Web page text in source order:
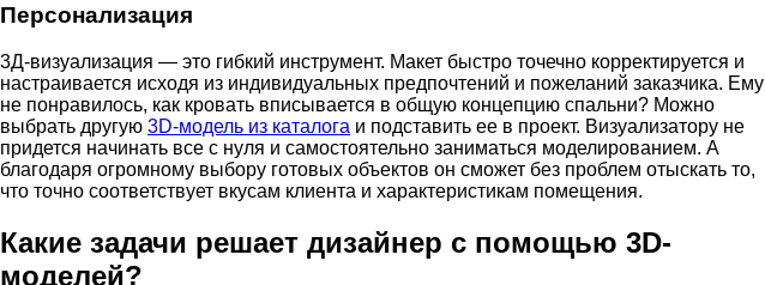
Персонализация
3Д-визуализация — это гибкий инструмент. Макет быстро точечно корректируется и
настраивается исходя из индивидуальных предпочтений и пожеланий заказчика. Ему
не понравилось, как кровать вписывается в общую концепцию спальни? Можно
выбрать другую 3D-модель из каталога и подставить ее в проект. Визуализатору не
придется начинать все с нуля и самостоятельно заниматься моделированием. А
благодаря огромному выбору готовых объектов он сможет без проблем отыскать то,
что точно соответствует вкусам клиента и характеристикам помещения.
Какие задачи решает дизайнер с помощью 3D-
моделей?